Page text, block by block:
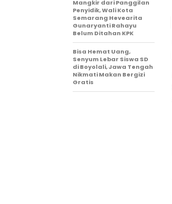
Mangkir dari Panggilan
Penyidik, Wali Kota
Semarang Hevearita
Gunaryanti Rahayu
Belum Ditahan KPK
Bisa Hemat Uang,
Senyum Lebar Siswa SD
di Boyolali, Jawa Tengah
Nikmati Makan Bergizi
Gratis